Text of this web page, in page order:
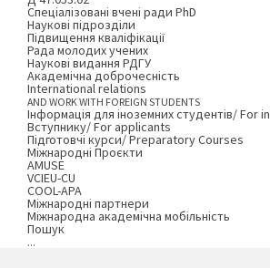
Спеціалізовані вчені ради PhD
Наукові підрозділи
Підвищення кваліфікації
Рада молодих учених
Наукові видання РДГУ
Академічна доброчесність
International relations
AND WORK WITH FOREIGN STUDENTS
Інформація для іноземних студентів/ For
Вступнику/ For applicants
Підготовчі курси/ Preparatory Courses
Міжнародні Проєкти
AMUSE
VCIEU-CU
COOL-APA
Міжнародні партнери
Міжнародна академічна мобільність
Пошук
...